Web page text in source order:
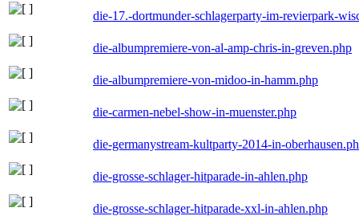
die-17.-dortmunder-schlagerparty-im-revierpark-
die-albumpremiere-von-al-amp-chris-in-greven.php
die-albumpremiere-von-midoo-in-hamm.php
die-carmen-nebel-show-in-muenster.php
die-germanystream-kultparty-2014-in-
die-grosse-schlager-hitparade-in-ahlen.php
die-grosse-schlager-hitparade-xxl-in-ahlen.php